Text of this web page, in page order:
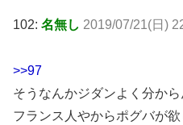
102: 名無し 2019/07/21(日)
>>97
そうなんかジダンよく分から
フランス人やからポグバが